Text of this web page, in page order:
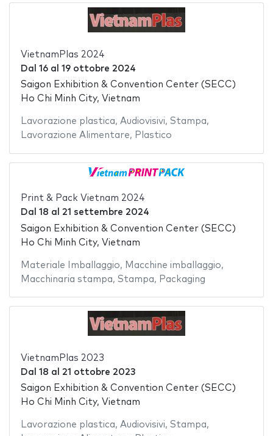
VietnamPlas 2024
Dal 16al 19 ottobre 2024
Saigon Exhibition & Convention Center (SECC)
Ho Chi Minh City, Vietnam
Lavorazione plastica, Audiovisivi, Stampa,
Lavorazione Alimentare, Plastico
Print & Pack Vietnam 2024
Dal 18 al 21 settembre 2024
Saigon Exhibition & Convention Center (SECC)
Ho Chi Minh City, Vietnam
Materiale Imballaggio, Macchine imballaggio,
Macchinaria stampa, Stampa, Packaging
VietnamPlas 2023
Dal 18 al 21 ottobre 2023
Saigon Exhibition & Convention Center (SECC)
Ho Chi Minh City, Vietnam
Lavorazione plastica, Audiovisivi, Stampa,